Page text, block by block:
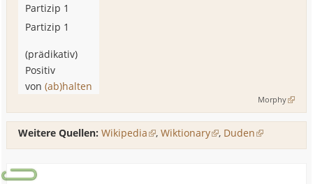
Partizip 1
Partizip 1
(prädikativ)
Positiv
von (ab)halten
Morphy
Weitere Quellen: Wikipedia ,Wiktionary , Duden